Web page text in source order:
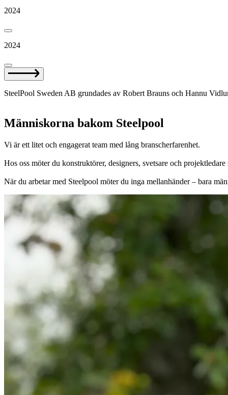
2024
2024
SteelPool Sweden AB grundades av Robert Brauns och Hannu
Människorna bakom Steelpool
Vi är ett litet och engagerat team med lång branscherfarenhet.
Hos oss möter du konstruktörer, designers, svetsare och
När du arbetar med Steelpool möter du inga mellanhänder – bara